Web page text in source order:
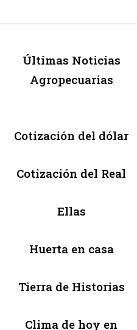
Últimas Noticias
Agropecuarias
Cotización del dólar
Cotización del Real
Ellas
Huerta en casa
Tierra de Historias
Clima de hoy en